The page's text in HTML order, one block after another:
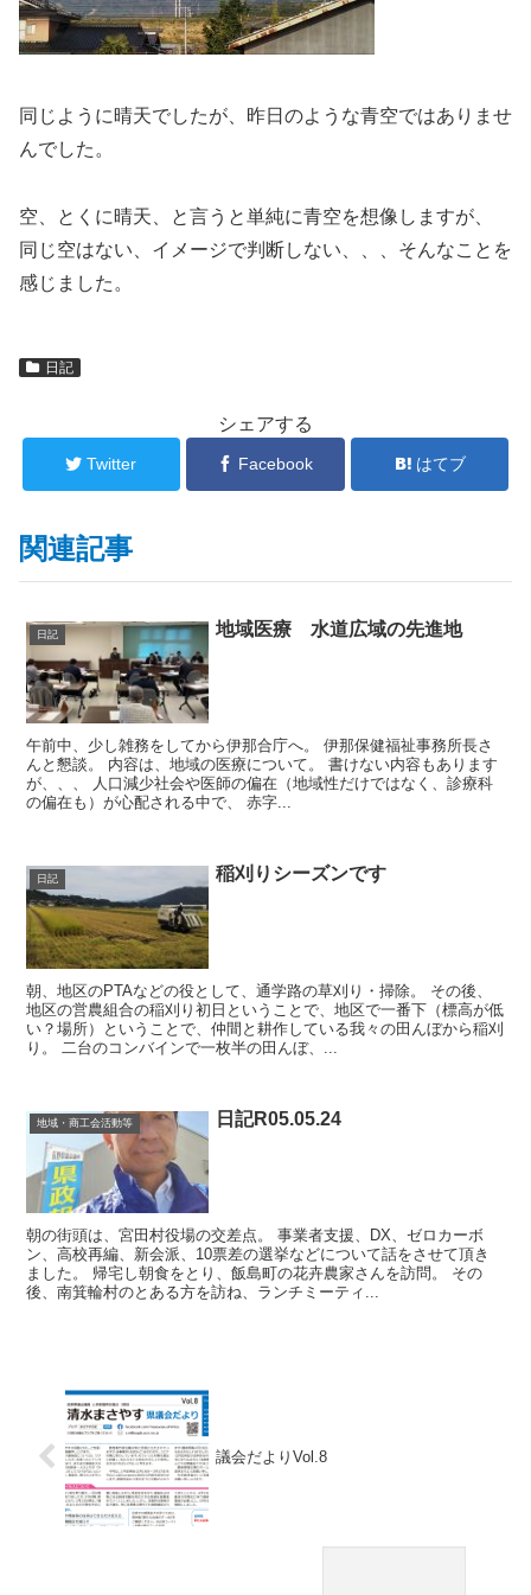
同じように晴天でしたが、昨日のような青空ではありませ
んでした。
空、とくに晴天、と言うと単純に青空を想像しますが、
同じ空はない、イメージで判断しない、、、そんなことを
感じました。
日記
シェアする
Twitter Facebook はてブ
関連記事
日記 地域医療 水道広域の先進地
午前中、少し雑務をしてから伊那合庁へ。 伊那保健福祉事務所長さ
んと懇談。 内容は、地域の医療について。 書けない内容もあります
が、、、 人口減少社会や医師の偏在（地域性だけではなく、診療科
の偏在も）が心配される中で、 赤字...
日記 稲刈りシーズンです
朝、地区のPTAなどの役として、通学路の草刈り・掃除。 その後、
地区の営農組合の稲刈り初日ということで、地区で一番下（標高が低
い？場所）ということで、仲間と耕作している我々の田んぼから稲刈
り。 二台のコンバインで一枚半の田んぼ、...
地域・商工会活動等 日記R05.05.24
朝の街頭は、宮田村役場の交差点。 事業者支援、DX、ゼロカーボ
ン、高校再編、新会派、10票差の選挙などについて話をさせて頂き
ました。 帰宅し朝食をとり、飯島町の花卉農家さんを訪問。 その
後、南箕輪村のとある方を訪ね、ランチミーティ...
議会だよりVol.8